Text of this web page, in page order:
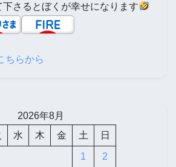
さるとぼくが幸せになります
ちらから
2026年8月
水 木 金 土 日
1 2